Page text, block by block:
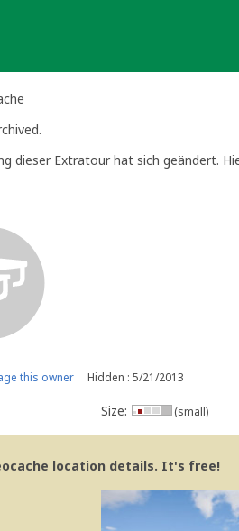
dieser Extratour hat sich geändert.
this owner Hidden : 5/21/2013
Size: (small)
location details. It's free!